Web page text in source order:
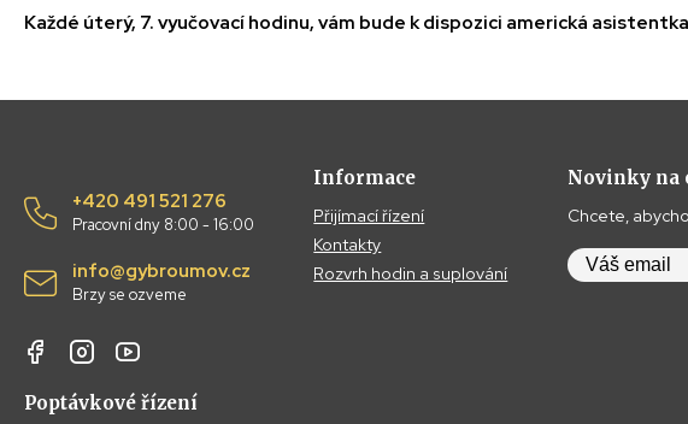
Každé úterý, 7. vyučovací hodinu, vám bude k dispozici americká
+420 491 521 276
Pracovní dny 8:00 - 16:00
info@gybroumov.cz
Brzy se ozveme
Informace
Přijímací řízení
Kontakty
Rozvrh hodin a suplování
Novinky na
Chcete,
Poptávkové řízení